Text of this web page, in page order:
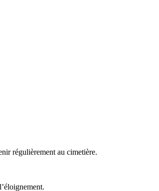
régulièrement au cimetière.